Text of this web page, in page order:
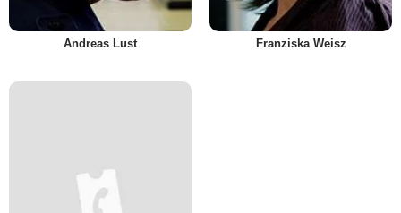
Andreas Lust Franziska Weisz